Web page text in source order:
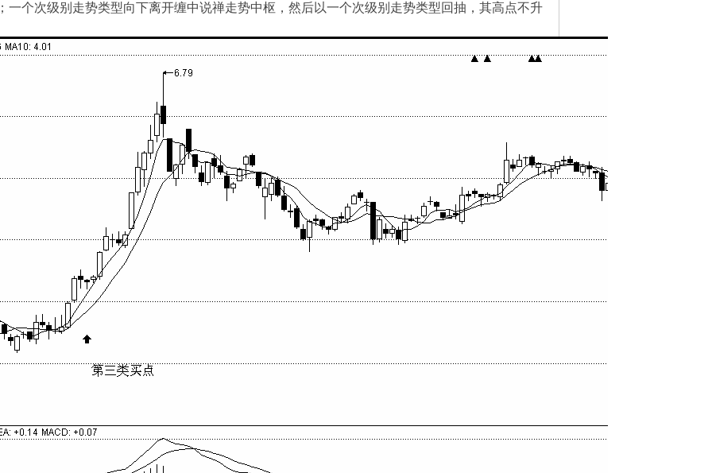
一个次级别走势类型向下离开缠中说禅走势中枢，然后以一个次级别走势类型回抽，其高点不升